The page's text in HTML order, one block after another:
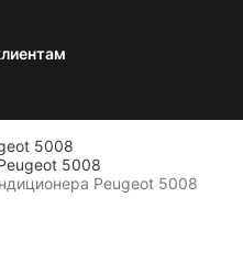
5008
5008
Peugeot 5008